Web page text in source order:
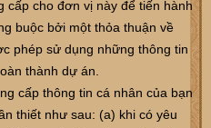
cấp cho đơn vị này để tiến hành
buộc bởi một thỏa thuận về
phép sử dụng những thông tin
thành dự án.
cấp thông tin cá nhân của bạn
thiết như sau: (a) khi có yêu